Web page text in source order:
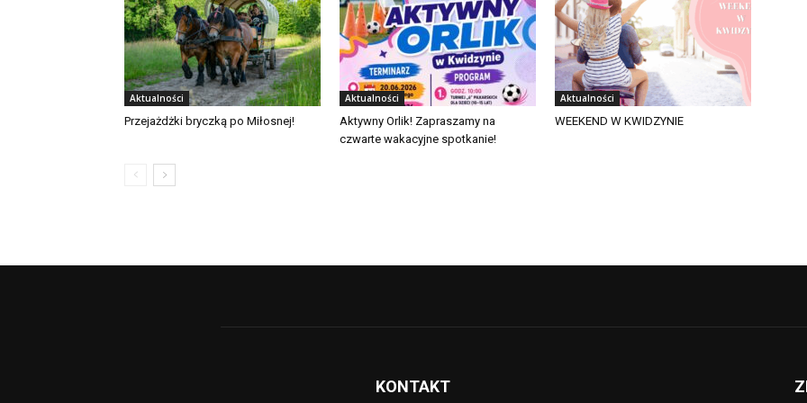
Aktualności
Przejażdżki bryczką po Miłosnej!
Aktualności
Aktywny Orlik! Zapraszamy na
czwarte wakacyjne spotkanie!
Aktualności
WEEKEND W KWIDZYNIE
KONTAKT